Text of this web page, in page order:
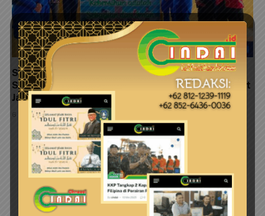
Satpolairud Polresta Tanjungpinang Pasang
Spanduk Himbauan Kebersihan dan Ajak Masyarakat
Jaga Kelestarian Pulau Penyengat
6 Agustus 2026
LEAVE A REPLY